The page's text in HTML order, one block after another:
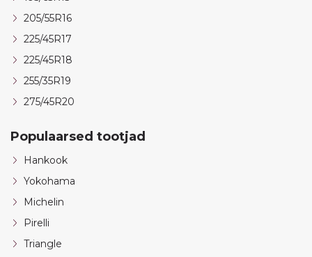
205/55R16
225/45R17
225/45R18
255/35R19
275/45R20
Populaarsed tootjad
Hankook
Yokohama
Michelin
Pirelli
Triangle